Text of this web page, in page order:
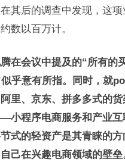
其后的调查中发现，这
数以百万计。
在会议中提及的“所有的
乎意有所指。同时，就
里、京东、拼多多式的
小程序电商服务和产业互
式的轻资产是其青睐的
己在兴趣电商领域的壁垒